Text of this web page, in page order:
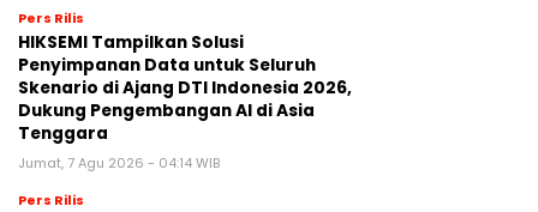
Pers Rilis
HIKSEMI Tampilkan Solusi
Penyimpanan Data untuk Seluruh
Skenario di Ajang DTI Indonesia 2026,
Dukung Pengembangan AI di Asia
Tenggara
Jumat, 7 Agu 2026 - 04:14 WIB
Pers Rilis